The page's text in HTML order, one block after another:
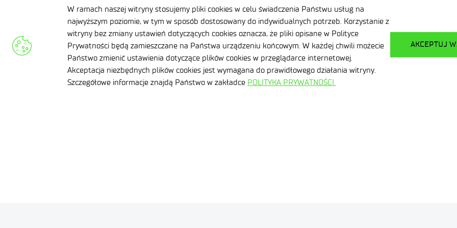
W ramach naszej witryny stosujemy pliki cookies w celu świadczenia Państwu usług na
najwyższym poziomie, w tym w sposób dostosowany do indywidualnych potrzeb. Korzystanie z
witryny bez zmiany ustawień dotyczących cookies oznacza, że pliki opisane w Polityce
Prywatności będą zamieszczane na Państwa urządzeniu końcowym. W każdej chwili możecie
Państwo zmienić ustawienia dotyczące plików cookies w przeglądarce internetowej.
Akceptacja niezbędnych plików cookies jest wymagana do prawidłowego działania witryny.
Szczegółowe informacje znajdą Państwo w zakładce POLITYKA PRYWATNOŚCI.
AKCEPTUJ
APLIKUJ TERAZ POWRÓT DO LISTY OFERT PRZEJDŹ DO LISTY